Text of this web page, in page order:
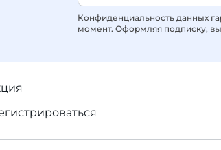
Конфиденциальность данных
момент. Оформляя подписку,